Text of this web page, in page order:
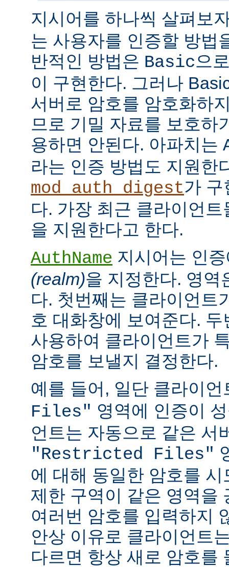
지시어를 하나씩 살펴보
는 사용자를 인증할 방법
반적인 방법은 Basic으
이 구현한다. 그러나
서버로 암호를 암호화하
므로 기밀 자료를 보호하
용하면 안된다. 아파치는
라는 인증 방법도 지원한
mod_auth_digest가 구
다. 가장 최근 클라이언
을 지원한다고 한다.
AuthName 지시어는 인
(realm)을 지정한다. 영역
다. 첫번째는 클라이언트
호 대화창에 보여준다.
사용하여 클라이언트가
암호를 보낼지 결정한다.
예를 들어, 일단 클라이
Files" 영역에 인증이
언트는 자동으로 같은 서
"Restricted Files"
에 대해 동일한 암호를
제한 구역이 같은 영역을
여러번 암호를 입력하지
안상 이유로 클라이언트
다르면 항상 새로 암호를